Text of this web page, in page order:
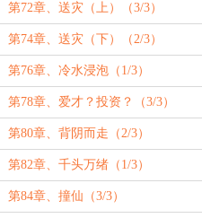
第72章、送灾（上）（3/3）
第74章、送灾（下）（2/3）
第76章、冷水浸泡（1/3）
第78章、爱才？投资？（3/3）
第80章、背阴而走（2/3）
第82章、千头万绪（1/3）
第84章、撞仙（3/3）